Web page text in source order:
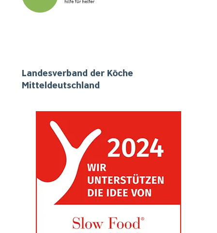
Landesverband der Köche
Mitteldeutschland